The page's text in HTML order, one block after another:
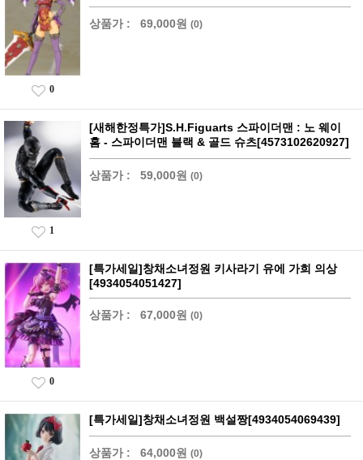
상품가 : 69,000원 (0)
0
[새해한정특가]S.H.Figuarts 스파이더맨 : 노 웨이
홈 - 스파이더맨 블랙 & 골드 슈츠[4573102620927]
상품가 : 59,000원 (0)
1
[특가세일]창채소녀정원 키사라기 유에 가희 의상
[4934054051427]
상품가 : 67,000원 (0)
0
[특가세일]창채소녀정원 백설짱[4934054069439]
상품가 : 64,000원 (0)